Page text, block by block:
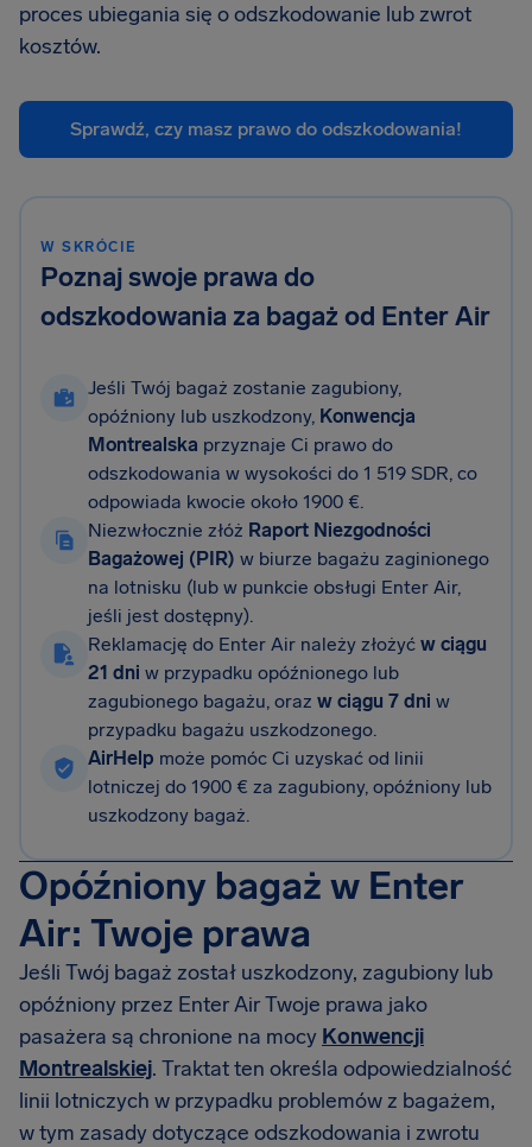
proces ubiegania się o odszkodowanie lub zwrot
kosztów.
Sprawdź, czy masz prawo do odszkodowania!
W SKRÓCIE
Poznaj swoje prawa do
odszkodowania za bagaż od Enter Air
Jeśli Twój bagaż zostanie zagubiony,
opóźniony lub uszkodzony, Konwencja
Montrealska przyznaje Ci prawo do
odszkodowania w wysokości do 1 519 SDR, co
odpowiada kwocie około 1900 €.
Niezwłocznie złóż Raport Niezgodności
Bagażowej (PIR) w biurze bagażu zaginionego
na lotnisku (lub w punkcie obsługi Enter Air,
jeśli jest dostępny).
Reklamację do Enter Air należy złożyć w ciągu
21 dni w przypadku opóźnionego lub
zagubionego bagażu, oraz w ciągu 7 dni w
przypadku bagażu uszkodzonego.
AirHelp może pomóc Ci uzyskać od linii
lotniczej do 1900 € za zagubiony, opóźniony lub
uszkodzony bagaż.
Opóźniony bagaż w Enter
Air: Twoje prawa
Jeśli Twój bagaż został uszkodzony, zagubiony lub
opóźniony przez Enter Air Twoje prawa jako
pasażera są chronione na mocy Konwencji
Montrealskiej. Traktat ten określa odpowiedzialność
linii lotniczych w przypadku problemów z bagażem,
w tym zasady dotyczące odszkodowania i zwrotu